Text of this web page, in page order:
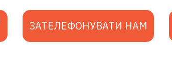
ЗАТЕЛЕФОНУВАТИ НАМ